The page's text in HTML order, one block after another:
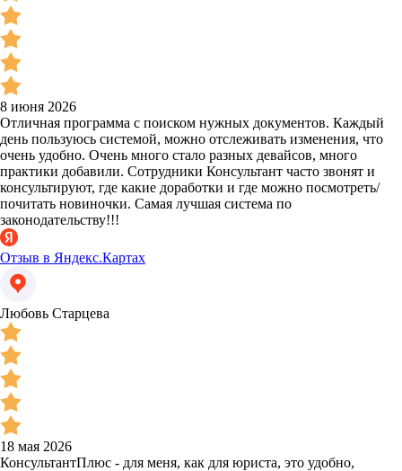
8 июня 2026
Отличная программа с поиском нужных документов. Каждый
день пользуюсь системой, можно отслеживать изменения, что
очень удобно. Очень много стало разных девайсов, много
практики добавили. Сотрудники Консультант часто звонят и
консультируют, где какие доработки и где можно посмотреть/
почитать новиночки. Самая лучшая система по
законодательству!!!
Отзыв в Яндекс.Картах
Любовь Старцева
18 мая 2026
КонсультантПлюс - для меня, как для юриста, это удобно,